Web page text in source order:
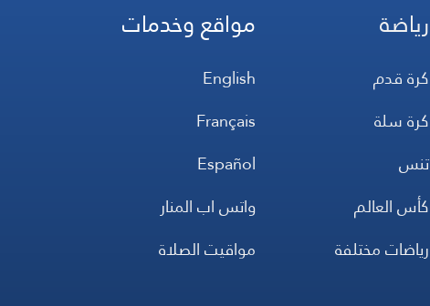
رياضة
كرة قدم
كرة سلة
تنس
كأس العالم
رياضات مختلفة
مواقع وخدمات
English
Français
Español
واتس اب المنار
مواقيت الصلاة